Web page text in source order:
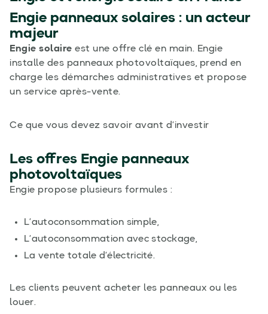
Engie panneaux solaires : un acteur
majeur
Engie solaire est une offre clé en main. Engie
installe des panneaux photovoltaïques, prend en
charge les démarches administratives et propose
un service après-vente.
Ce que vous devez savoir avant d’investir
Les offres Engie panneaux
photovoltaïques
Engie propose plusieurs formules :
L’autoconsommation simple,
L’autoconsommation avec stockage,
La vente totale d’électricité.
Les clients peuvent acheter les panneaux ou les
louer.